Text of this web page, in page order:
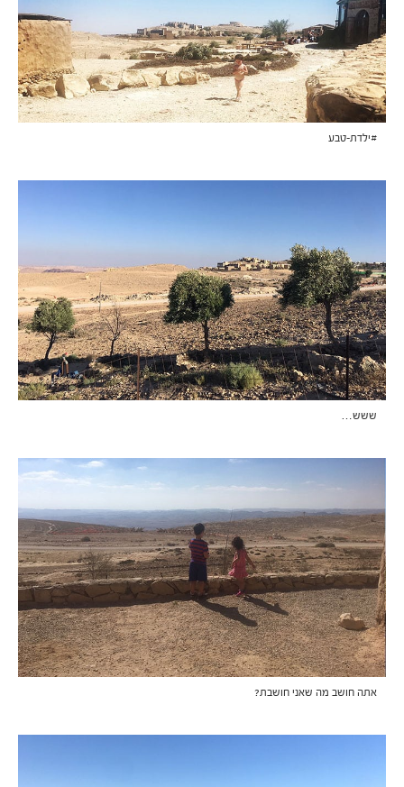
#ילדת-טבע
ששש…
אתה חושב מה שאני חושבת?